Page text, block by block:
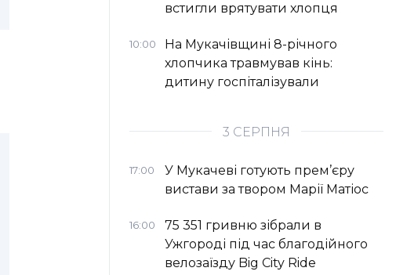
встигли врятувати хлопця
10:00
На Мукачівщині 8-річного
хлопчика травмував кінь:
дитину госпіталізували
3 СЕРПНЯ
17:00
У Мукачеві готують прем’єру
вистави за твором Марії Матіос
16:00
75 351 гривню зібрали в
Ужгороді під час благодійного
велозаїзду Big Сity Ride